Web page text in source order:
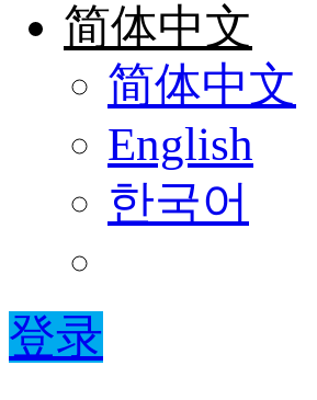
简体中文
简体中文
English
한국어
登录